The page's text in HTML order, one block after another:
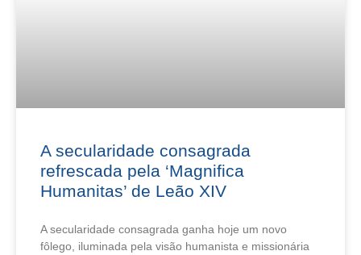
A secularidade consagrada
refrescada pela ‘Magnifica
Humanitas’ de Leão XIV
A secularidade consagrada ganha hoje um novo
fôlego, iluminada pela visão humanista e missionária